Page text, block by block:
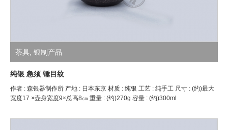
茶具 银制产品
纯银 急须 锤目纹
作者 : 森银器制作所 产地 : 日本东京 材质 : 纯银 工艺 : 纯手工 尺寸 : (约)最大
宽度17 ×壶身宽度9×总高8㎝ 重量 : (约)270g 容量 : (约)300ml